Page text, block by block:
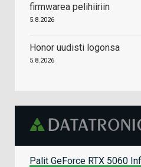
firmwarea pelihiiriin
5.8.2026
Honor uudisti logonsa
5.8.2026
Palit GeForce RTX 5060